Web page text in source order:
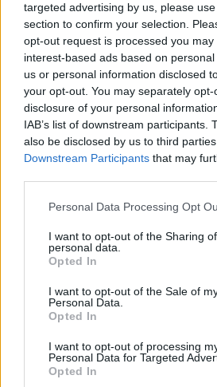
targeted advertising by us, please
section to confirm your selection.
opt-out request is processed you may
interest-based ads based on
us or personal information disclosed
your opt-out. You may separately
disclosure of your personal
IAB’s list of downstream participants.
also be disclosed by us to third
Downstream Participants that may
Personal Data Processing Opt
I want to opt-out of the Sharing
personal data.
Opted In
I want to opt-out of the Sale of
Personal Data.
Opted In
I want to opt-out of processing
Personal Data for Targeted
Opted In